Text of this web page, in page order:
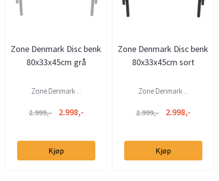
Zone Denmark Disc benk
80x33x45cm grå
Zone Denmark ...
2.999,- 2.998,-
Kjøp
Zone Denmark Disc benk
80x33x45cm sort
Zone Denmark ...
2.999,- 2.998,-
Kjøp